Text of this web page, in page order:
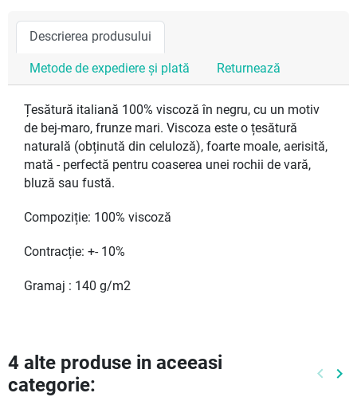
Descrierea produsului
Metode de expediere și plată Returnează
Țesătură italiană 100% viscoză în negru, cu un motiv
de bej-maro, frunze mari. Viscoza este o țesătură
naturală (obținută din celuloză), foarte moale, aerisită,
mată - perfectă pentru coaserea unei rochii de vară,
bluză sau fustă.
Compoziție: 100% viscoză
Contracție: +- 10%
Gramaj : 140 g/m2
4 alte produse in aceeasi
categorie:
keyboard_arrow_left keyboard_arrow_right